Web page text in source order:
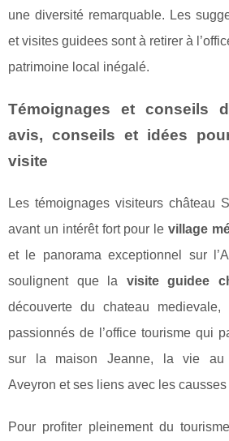
une diversité remarquable. Les
et visites guidees sont à retirer à
patrimoine local inégalé.
Témoignages et conseils
avis, conseils et idées
visite
Les témoignages visiteurs château
avant un intérêt fort pour levillage
et le panorama exceptionnel sur
soulignent que la visite guidee
découverte du chateau
passionnés de l’office tourisme qui
sur la maison Jeanne, la vie au
Aveyron et ses liens avec les causses
Pour profiter pleinement du